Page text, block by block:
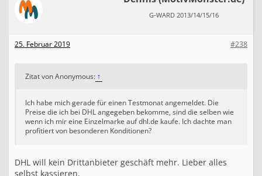
G-WARD 2013/14/15/16
#238
25. Februar 2019
Zitat von Anonymous: ↑
Ich habe mich gerade für einen Testmonat angemeldet. Die
Preise die ich bei DHL angegeben bekomme, sind die selben wie
wenn ich mir eine Einzelmarke auf dhl.de kaufe. Ich dachte man
profitiert von besonderen Konditionen?
DHL will kein Drittanbieter geschäft mehr. Lieber alles
selbst kassieren.